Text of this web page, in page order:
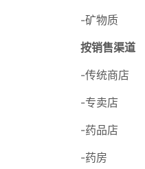
-矿物质
按销售渠道
-传统商店
-专卖店
-药品店
-药房